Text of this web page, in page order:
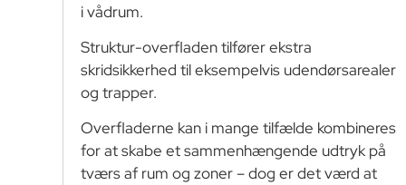
i vådrum.
Struktur-overfladen tilfører ekstra
skridsikkerhed til eksempelvis udendørsarealer
og trapper.
Overfladerne kan i mange tilfælde kombineres
for at skabe et sammenhængende udtryk på
tværs af rum og zoner – dog er det værd at